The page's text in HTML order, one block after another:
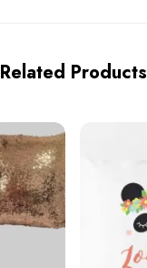
Related Products